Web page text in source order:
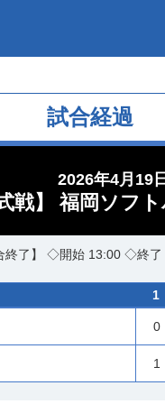
試合経過
2026年4月19
戦】 福岡ソフ
終了】 ◇開始 13:00 ◇終
1
0
1